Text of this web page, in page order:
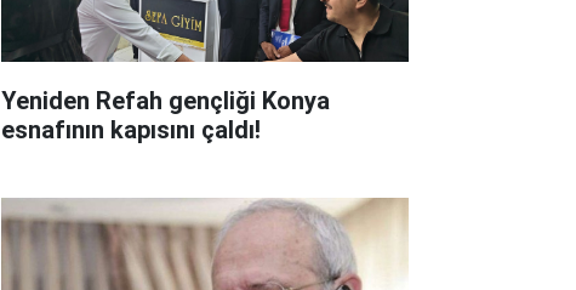
Yeniden Refah gençliği Konya
esnafının kapısını çaldı!